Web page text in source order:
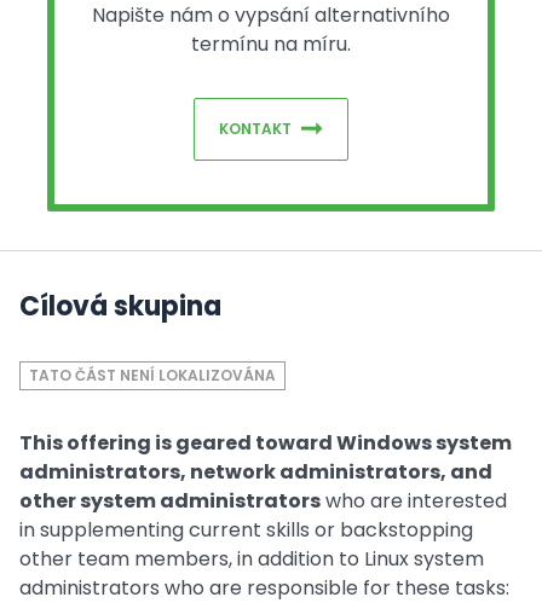
Napište nám o vypsání alternativního
termínu na míru.
KONTAKT
Cílová skupina
TATO ČÁST NENÍ LOKALIZOVÁNA
This offering is geared toward Windows system
administrators, network administrators, and
other system administratorswho are interested
in supplementing current skills or backstopping
other team members, in addition to Linux system
administrators who are responsible for these tasks: